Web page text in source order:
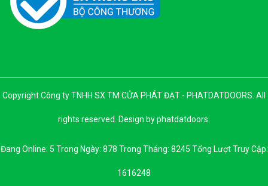
Copyright Công ty TNHH SX TM CỬA PHÁT ĐẠT - PHATDATDOORS. All
rights reserved. Design by phatdatdoors.
Đang Online: 5 Trong Ngày: 878 Trong Tháng: 8245 Tổng Lượt Truy Cập:
1616248